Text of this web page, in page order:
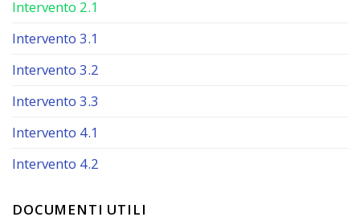
Intervento 2.1
Intervento 3.1
Intervento 3.2
Intervento 3.3
Intervento 4.1
Intervento 4.2
DOCUMENTI UTILI